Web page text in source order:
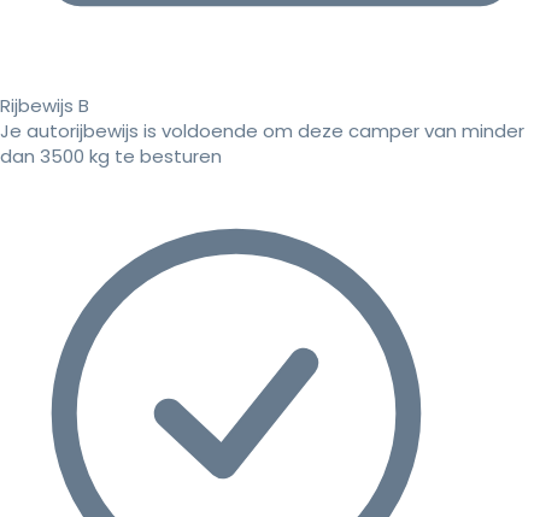
Rijbewijs B
Je autorijbewijs is voldoende om deze camper van minder
dan 3500 kg te besturen